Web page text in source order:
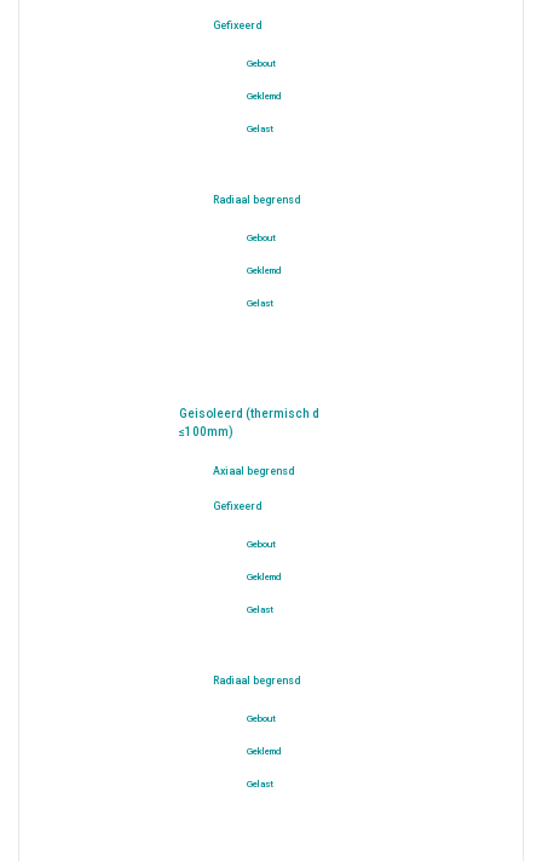
Gefixeerd
Gebout
Geklemd
Gelast
Radiaal begrensd
Gebout
Geklemd
Gelast
Geisoleerd (thermisch d
≤100mm)
Axiaal begrensd
Gefixeerd
Gebout
Geklemd
Gelast
Radiaal begrensd
Gebout
Geklemd
Gelast